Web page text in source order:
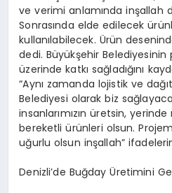
ve verimi anlamında inşallah
Sonrasında elde edilecek
kullanılabilecek. Ürün
dedi. Büyükşehir
üzerinde katkı sağladığını
“Aynı zamanda lojistik ve
Belediyesi olarak biz
insanlarımızın üretsin,
bereketli ürünleri olsun.
uğurlu olsun inşallah”
Denizli’de Buğday Üretimini